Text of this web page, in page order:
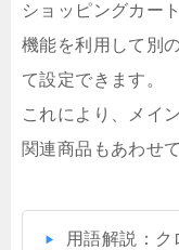
ショッピングカー
機能を利用して別
て設定できます。
これにより、メイ
関連商品もあわせ
用語解説：ク